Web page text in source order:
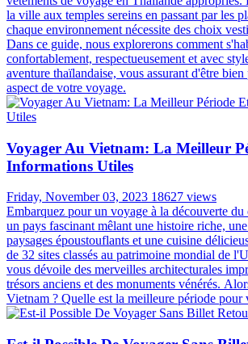
ASSISTANCE DISPONIBLE 24/7
Articles les plus lus
Faut-il Un Adaptateur électrique
Thaïlande ?